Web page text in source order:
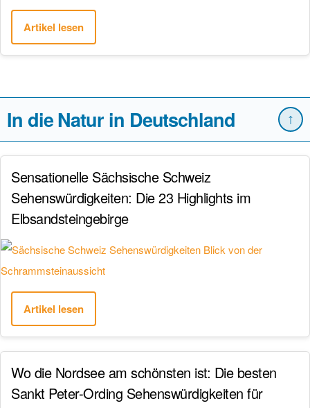
Artikel lesen
In die Natur in Deutschland ↑
Sensationelle Sächsische Schweiz
Sehenswürdigkeiten: Die 23 Highlights im
Elbsandsteingebirge
Artikel lesen
Wo die Nordsee am schönsten ist: Die besten
Sankt Peter-Ording Sehenswürdigkeiten für